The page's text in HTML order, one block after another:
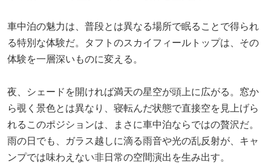
車中泊の魅力は、普段とは異なる場所で眠ることで得られ
る特別な体験だ。タフトのスカイフィールトップは、その
体験を一層深いものに変える。
夜、シェードを開ければ満天の星空が頭上に広がる。窓か
ら覗く景色とは異なり、寝転んだ状態で直接空を見上げら
れるこのポジションは、まさに車中泊ならではの贅沢だ。
雨の日でも、ガラス越しに滴る雨音や光の乱反射が、キャ
ンプでは味わえない非日常の空間演出を生み出す。